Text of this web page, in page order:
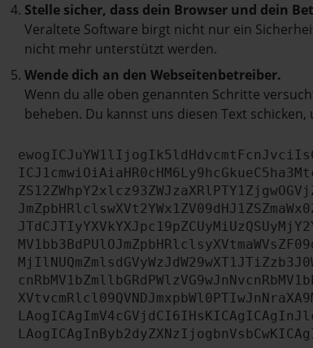
Stelle sicher, dass dein Browser und dein
Veraltete Software birgt nicht nur ein
nicht mehr unterstützt werden.
Wende dich an den Webseitenbetreiber.
Wenn du alle oben genannten Schritte
beheben. Du kannst uns diesen Text